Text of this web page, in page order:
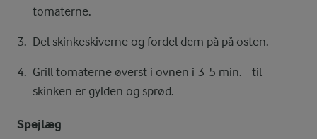
tomaterne.
Del skinkeskiverne og fordel dem på på osten.
Grill tomaterne øverst i ovnen i 3-5 min. - til
skinken er gylden og sprød.
Spejlæg